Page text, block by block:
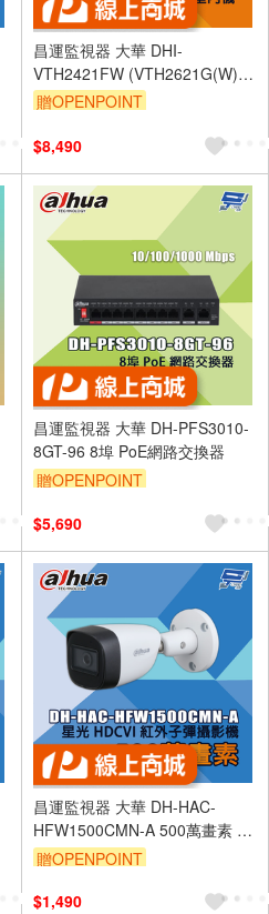
昌運監視器 大華 DHI-
VTH2421FW (VTH2621G(W)-
P) 7吋觸控式保全影像 IP 室內機
贈OPENPOINT
$8,490
昌運監視器 大華 DH-PFS3010-
8GT-96 8埠 PoE網路交換器
贈OPENPOINT
$5,690
昌運監視器 大華 DH-HAC-
HFW1500CMN-A 500萬畫素 星
光 HDCVI 紅外子彈攝影機
贈OPENPOINT
$1,490